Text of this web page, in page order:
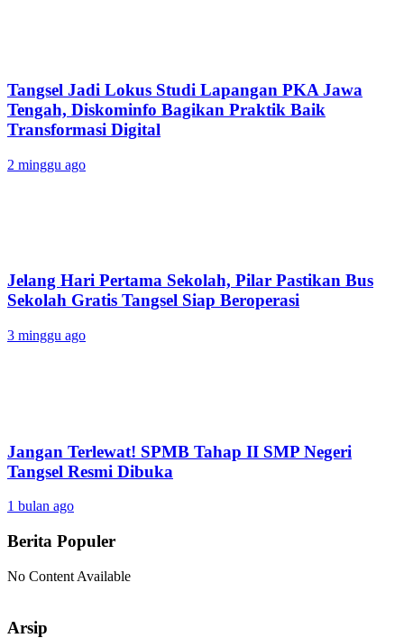
Tangsel Jadi Lokus Studi Lapangan PKA Jawa
Tengah, Diskominfo Bagikan Praktik Baik
Transformasi Digital
2 minggu ago
Jelang Hari Pertama Sekolah, Pilar Pastikan Bus
Sekolah Gratis Tangsel Siap Beroperasi
3 minggu ago
Jangan Terlewat! SPMB Tahap II SMP Negeri
Tangsel Resmi Dibuka
1 bulan ago
Berita Populer
No Content Available
Arsip